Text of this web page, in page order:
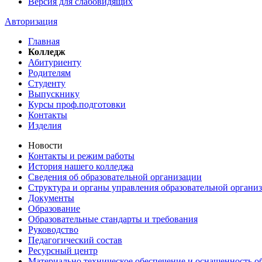
Авторизация
Главная
Колледж
Абитуриенту
Родителям
Студенту
Выпускнику
Курсы проф.подготовки
Контакты
Изделия
Новости
Контакты и режим работы
История нашего колледжа
Сведения об образовательной организации
Структура и органы управления образовательной
Документы
Образование
Образовательные стандарты и требования
Руководство
Педагогический состав
Ресурсный центр